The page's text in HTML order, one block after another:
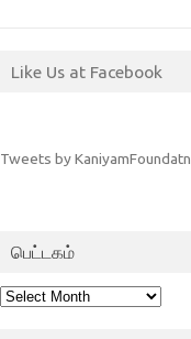
Like Us at Facebook
Tweets by KaniyamFoundatn
பெட்டகம்
பெட்டகம்